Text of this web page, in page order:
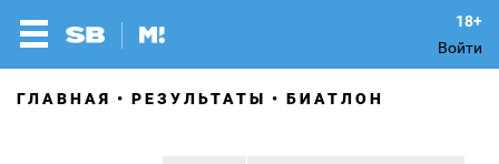
Войти
ГЛАВНАЯ РЕЗУЛЬТАТЫ БИАТЛОН